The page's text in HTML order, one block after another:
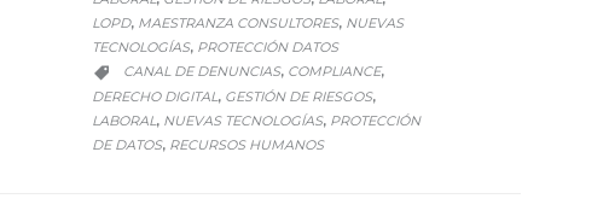
LOPD, MAESTRANZA CONSULTORES, NUEVAS
TECNOLOGÍAS, PROTECCIÓN DATOS
 CATEGORY
CANAL DE DENUNCIAS, COMPLIANCE,
DERECHO DIGITAL , GESTIÓN DE RIESGOS,
LABORAL , NUEVAS TECNOLOGÍAS, PROTECCIÓN
DE DATOS, RECURSOS HUMANOS